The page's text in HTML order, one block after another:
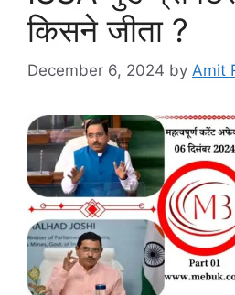
किसने जीता ?
December 6, 2024 by Amit